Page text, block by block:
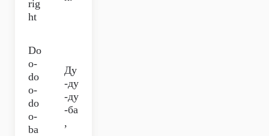
rig
ht
Do
o-
do
o-
do
o-
ba
Ду
-ду
-ду
-ба
,